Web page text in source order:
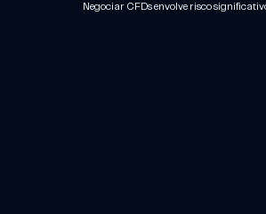
Negociar CFDs envolve risco